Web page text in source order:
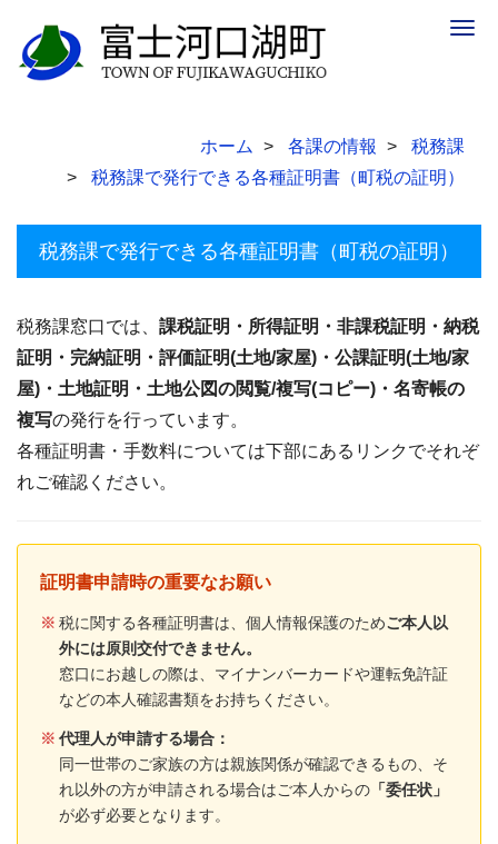
ホーム 各課の情報
税務課
税務課で発行できる各種証明書（町税の証明）
税務課で発行できる各種証明書（町税の証明）
税務課窓口では、 課税証明・所得証明・非課税証明・納税
証明・完納証明・評価証明(土地/家屋)・公課証明(土地/家
屋)・土地証明・土地公図の閲覧/複写(コピー)・名寄帳の
複写の発行を行っています。
各種証明書・手数料については下部にあるリンクでそれぞ
れご確認ください。
証明書申請時の重要なお願い
※ 税に関する各種証明書は、個人情報保護のためご本人以
外には原則交付できません。
窓口にお越しの際は、マイナンバーカードや運転免許証
などの本人確認書類をお持ちください。
※ 代理人が申請する場合：
同一世帯のご家族の方は親族関係が確認できるもの、そ
れ以外の方が申請される場合はご本人からの「委任状」
が必ず必要となります。